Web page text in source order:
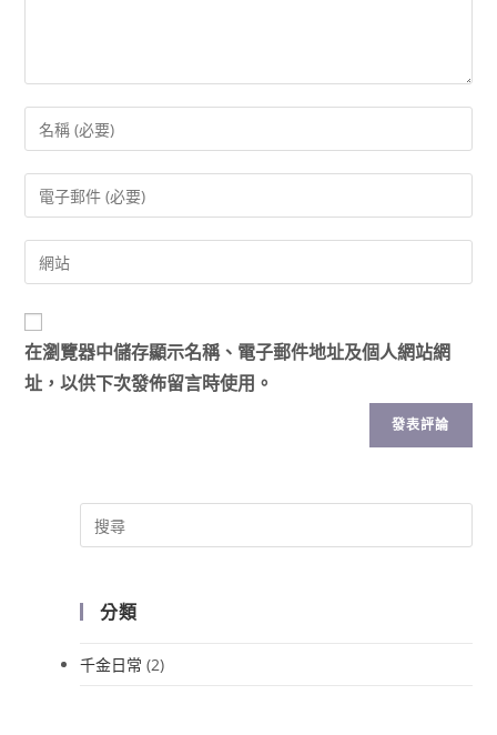
在瀏覽器中儲存顯示名稱、電子郵件地址及個人網站網
址，以供下次發佈留言時使用。
分類
千金日常 (2)